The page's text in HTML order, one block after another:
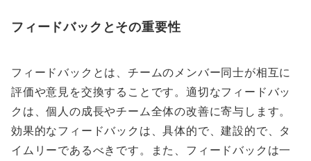
フィードバックとその重要性
フィードバックとは、チームのメンバー同士が相互に
評価や意見を交換することです。適切なフィードバッ
クは、個人の成長やチーム全体の改善に寄与します。
効果的なフィードバックは、具体的で、建設的で、タ
イムリーであるべきです。また、フィードバックは一